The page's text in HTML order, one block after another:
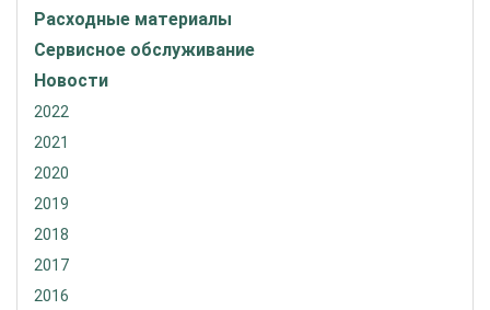
Расходные материалы
Сервисное обслуживание
Новости
2022
2021
2020
2019
2018
2017
2016